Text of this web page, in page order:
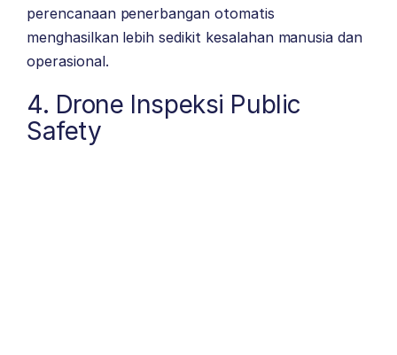
perencanaan penerbangan otomatis
menghasilkan lebih sedikit kesalahan manusia dan
operasional.
4. Drone Inspeksi Public
Safety